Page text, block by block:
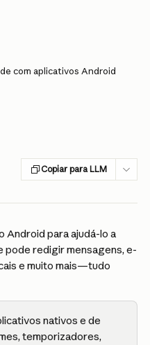
com aplicativos Android
Copiar para LLM
Android para ajudá-lo a
pode redigir mensagens, e-
e muito mais—tudo
nativos e de
temporizadores,